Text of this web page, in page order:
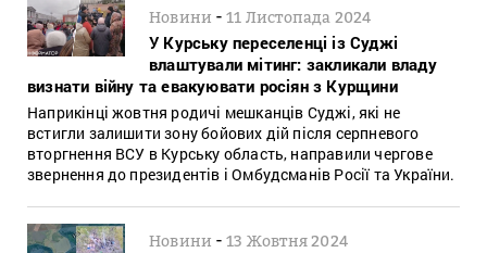
Новини -11 Листопада 2024
У Курську переселенці із Суджі
влаштували мітинг: закликали владу
визнати війну та евакуювати росіян з Курщини
Наприкінці жовтня родичі мешканців Суджі, які не
встигли залишити зону бойових дій після серпневого
вторгнення ВСУ в Курську область, направили чергове
звернення до президентів і Омбудсманів Росії та України.
Новини -13 Жовтня 2024